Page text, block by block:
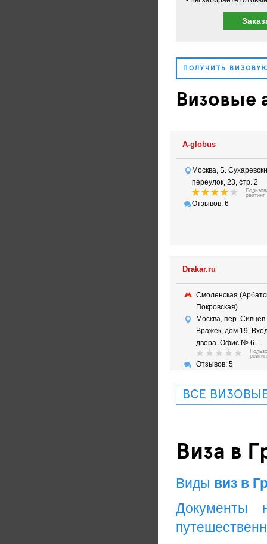
ПОЛУЧИТЬ
Визовые
A-globus
Москва, Б.
переулок, 23, стр. 2
рейтинг
Отзывов: 6
Drakar.ru
Смоленская
Покровская)
Москва, пер. Сивцев
Вражек, дом 19,
двора. Офис № 6...
Отзывов: 5
ВСЕ
Виза в
Виды виз в